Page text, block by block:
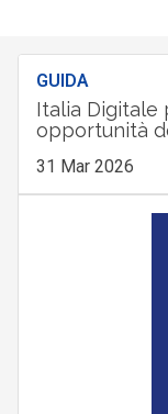
GUIDA
Italia Digitale
opportunità
31 Mar 2026